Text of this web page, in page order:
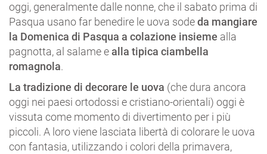
oggi, generalmente dalle nonne, che il sabato prima di
Pasqua usano far benedire le uova sodeda mangiare
la Domenica di Pasqua a colazione insieme alla
pagnotta, al salame e alla tipica ciambella
romagnola.
La tradizione di decorare le uova (che dura ancora
oggi nei paesi ortodossi e cristiano-orientali) oggi è
vissuta come momento di divertimento per i più
piccoli. A loro viene lasciata libertà di colorare le uova
con fantasia, utilizzando i colori della primavera,